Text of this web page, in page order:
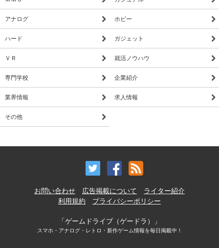
アナログ ホビー
ハード ガジェット
ＶＲ 就活ノウハウ
専門学校 企業紹介
業界情報 求人情報
その他
お問い合わせ 広告掲載について
ライター紹介
利用規約
プライバシーポリシー
「ゲームドライブ（ゲードラ）」
スマホ・アナログ・レトロ・新作ゲーム情報を毎日掲載中！